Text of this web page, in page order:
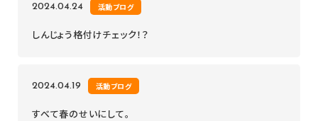
2024.04.24 活動ブログ
しんじょう格付けチェック！？
2024.04.19 活動ブログ
すべて春のせいにして。